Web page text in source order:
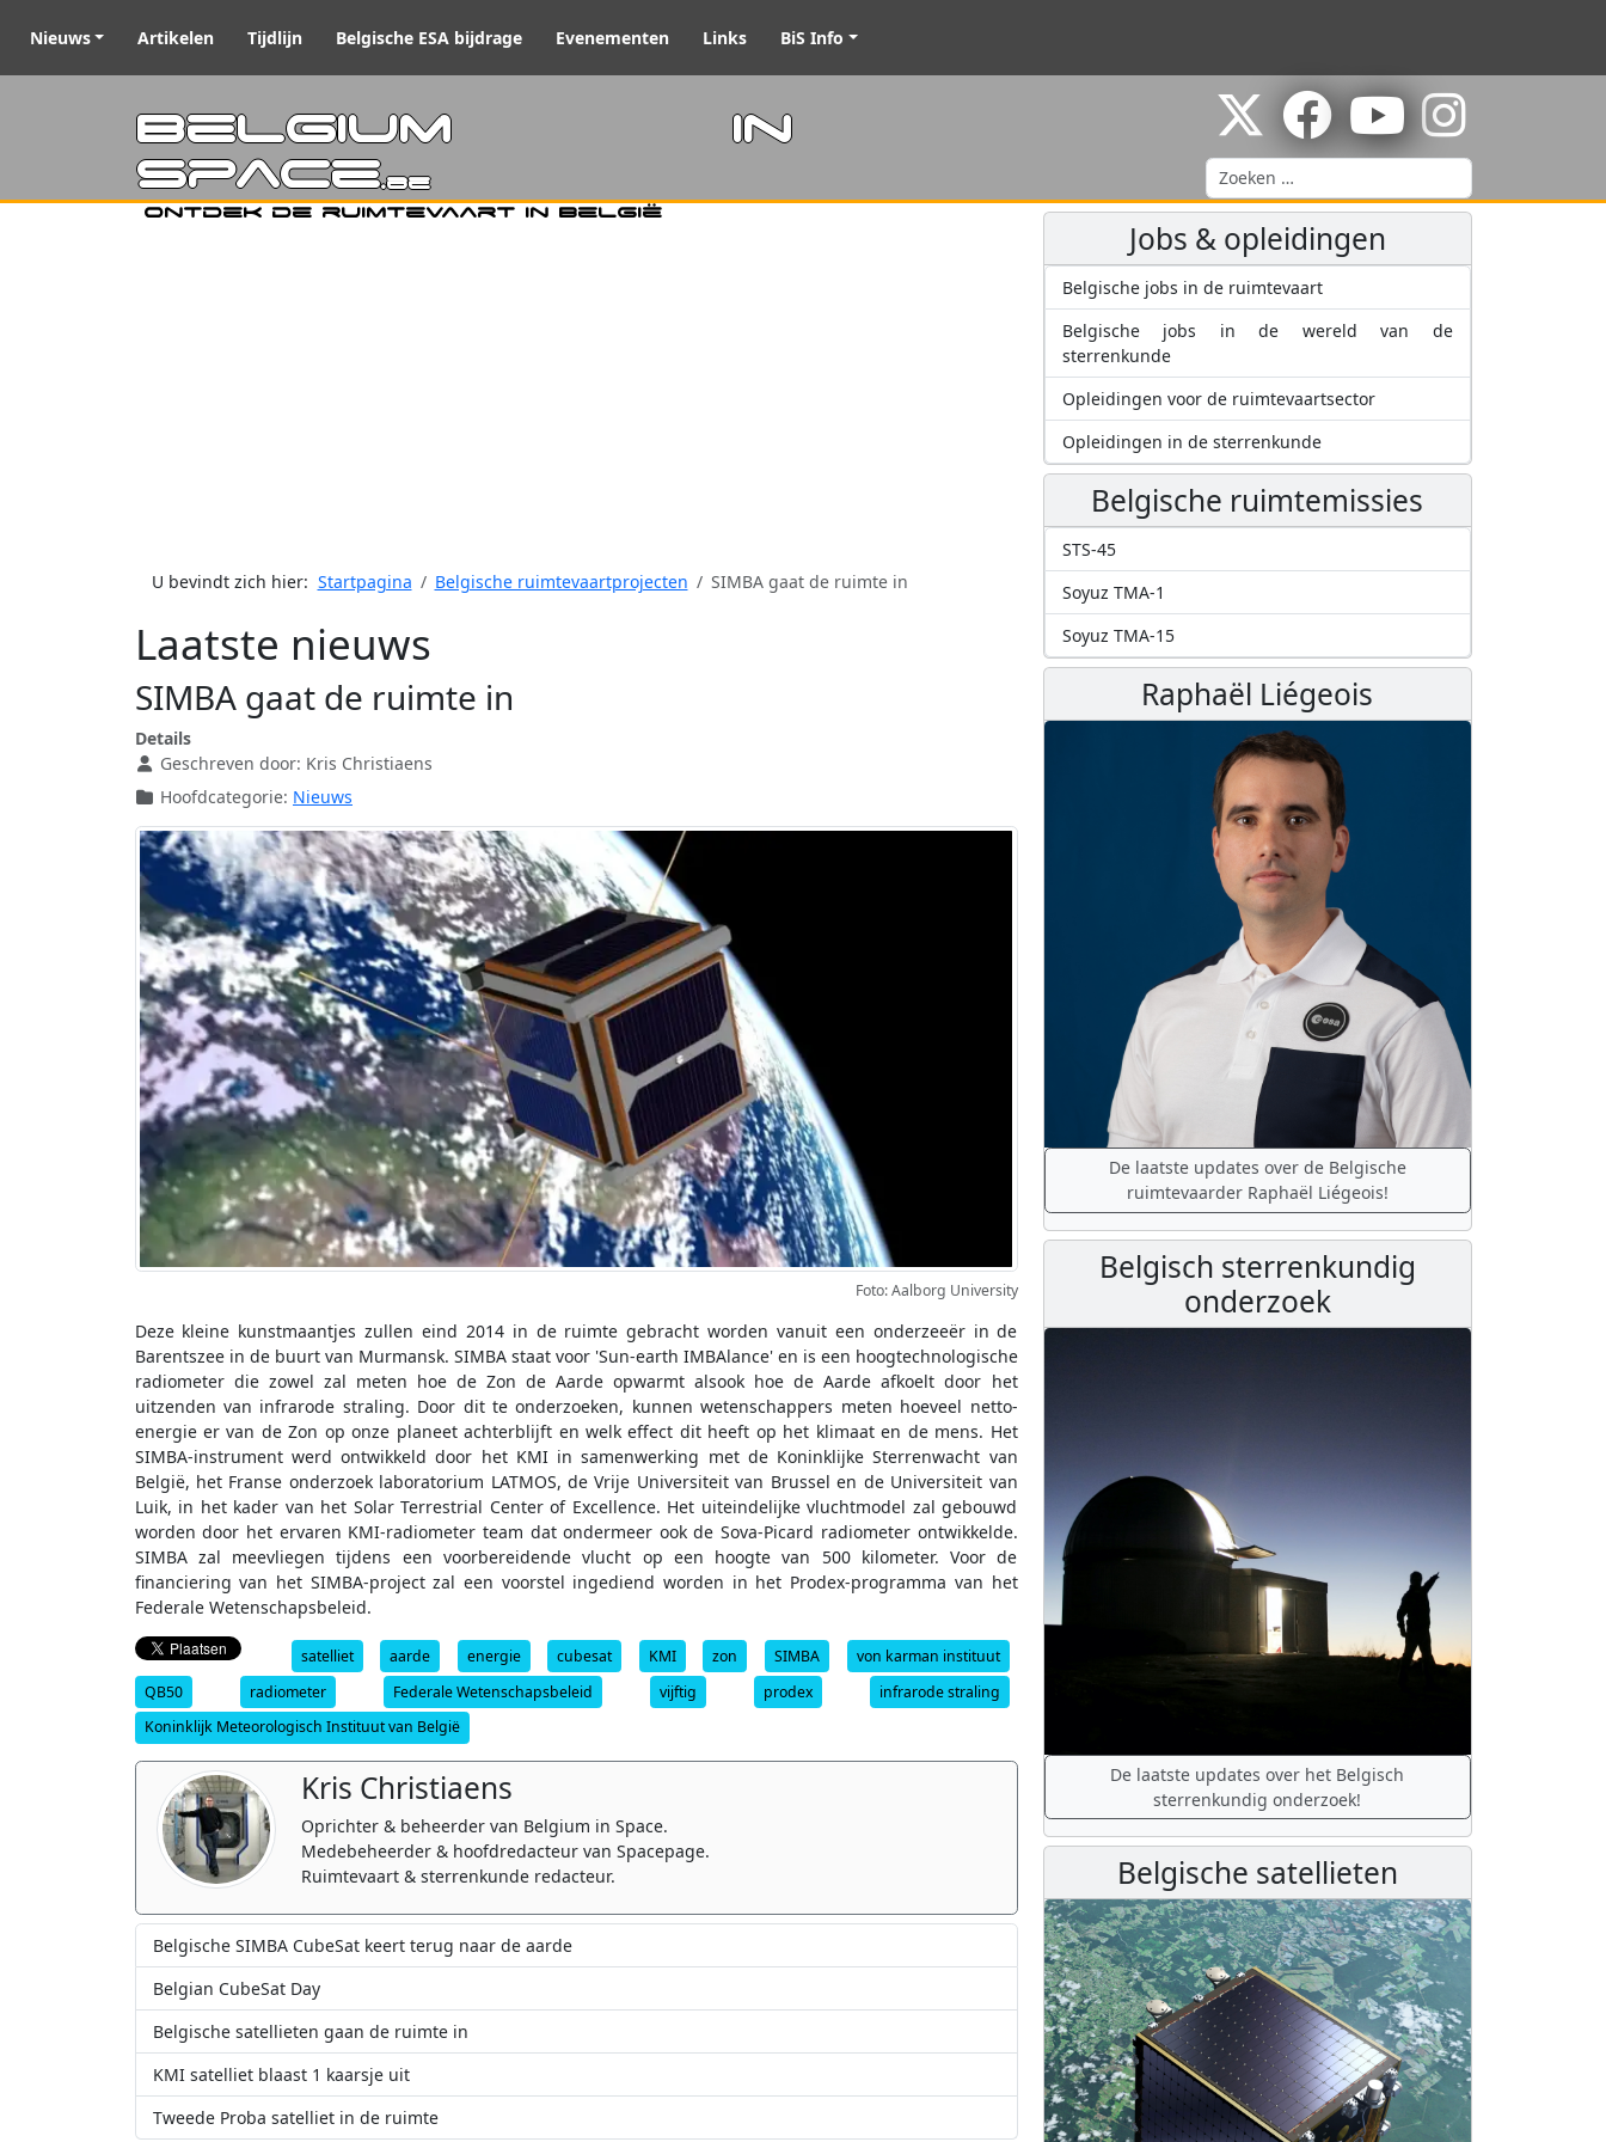
Nieuws Artikelen Tijdlijn Belgische ESA bijdrage Evenementen Links BiS Info
Belgium in
Space.be
Ontdek de ruimtevaart in België
Zoeken
U bevindt zich hier: Startpagina Belgische ruimtevaartprojecten SIMBA gaat de ruimte in
Laatste nieuws
SIMBA gaat de ruimte in
Details
Geschreven door: Kris Christiaens
Hoofdcategorie: Nieuws
Foto: Aalborg University
Deze kleine kunstmaantjes zullen eind 2014 in de ruimte gebracht worden vanuit een onderzeeër in de
Barentszee in de buurt van Murmansk. SIMBA staat voor 'Sun-earth IMBAlance' en is een hoogtechnologische
radiometer die zowel zal meten hoe de Zon de Aarde opwarmt alsook hoe de Aarde afkoelt door het
uitzenden van infrarode straling. Door dit te onderzoeken, kunnen wetenschappers meten hoeveel netto-
energie er van de Zon op onze planeet achterblijft en welk effect dit heeft op het klimaat en de mens. Het
SIMBA-instrument werd ontwikkeld door het KMI in samenwerking met de Koninklijke Sterrenwacht van
België, het Franse onderzoek laboratorium LATMOS, de Vrije Universiteit van Brussel en de Universiteit van
Luik, in het kader van het Solar Terrestrial Center of Excellence. Het uiteindelijke vluchtmodel zal gebouwd
worden door het ervaren KMI-radiometer team dat ondermeer ook de Sova-Picard radiometer ontwikkelde.
SIMBA zal meevliegen tijdens een voorbereidende vlucht op een hoogte van 500 kilometer. Voor de
financiering van het SIMBA-project zal een voorstel ingediend worden in het Prodex-programma van het
Federale Wetenschapsbeleid.
satelliet aarde energie cubesat KMI zon SIMBA
von karman instituut
QB50
radiometer Federale Wetenschapsbeleid vijftig prodex
infrarode straling
Koninklijk Meteorologisch Instituut van België
Kris Christiaens
Oprichter & beheerder van Belgium in Space.
Medebeheerder & hoofdredacteur van Spacepage.
Ruimtevaart & sterrenkunde redacteur.
Belgische SIMBA CubeSat keert terug naar de aarde
Belgian CubeSat Day
Belgische satellieten gaan de ruimte in
KMI satelliet blaast 1 kaarsje uit
Tweede Proba satelliet in de ruimte
Jobs & opleidingen
Belgische jobs in de ruimtevaart
Belgische jobs in de wereld van de
sterrenkunde
Opleidingen voor de ruimtevaartsector
Opleidingen in de sterrenkunde
Belgische ruimtemissies
STS-45
Soyuz TMA-1
Soyuz TMA-15
Raphaël Liégeois
De laatste updates over de Belgische
ruimtevaarder Raphaël Liégeois!
Belgisch sterrenkundig
onderzoek
De laatste updates over het Belgisch
sterrenkundig onderzoek!
Belgische satellieten